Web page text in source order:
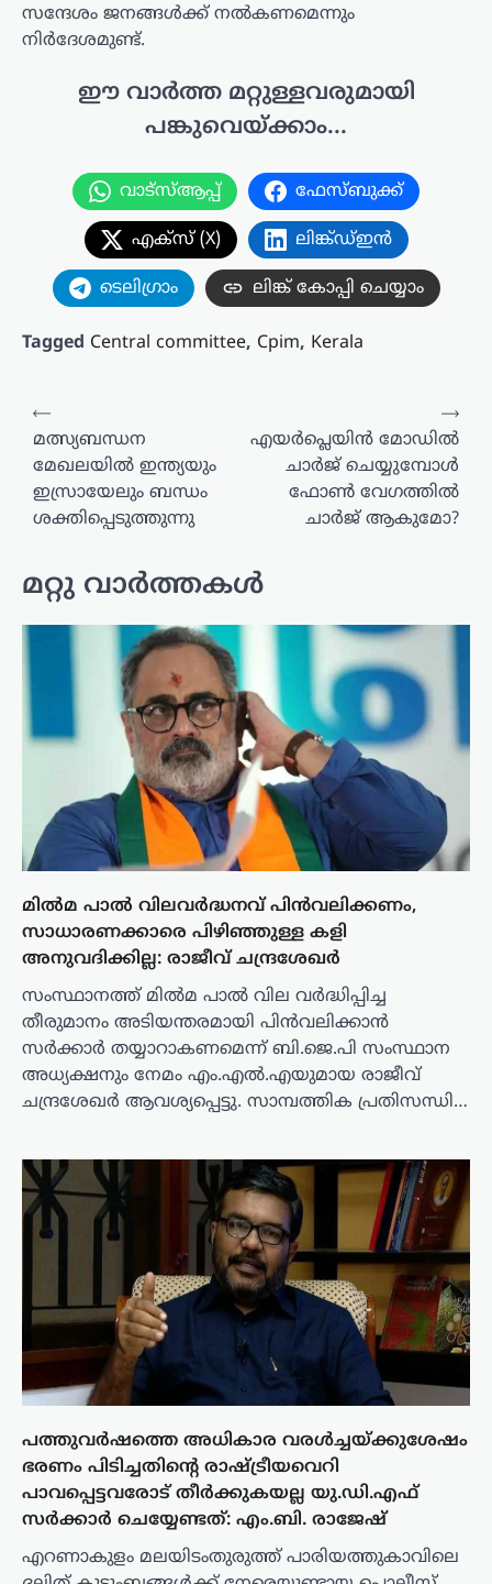
സന്ദേശം ജനങ്ങൾക്ക് നൽകണമെന്നും
നിർദേശമുണ്ട്.
ഈ വാർത്ത മറ്റുള്ളവരുമായി
പങ്കുവെയ്ക്കാം...
വാട്സ്ആപ്പ് ഫേസ്ബുക്ക്
എക്സ് (X) ലിങ്ക്ഡ്ഇൻ
ടെലിഗ്രാം ലിങ്ക് കോപ്പി ചെയ്യാം
Tagged Central committee, Cpim, Kerala
പോസ്റ്റുകളിലൂടെ
⟵
മത്സ്യബന്ധന
മേഖലയിൽ ഇന്ത്യയും
ഇസ്രായേലും ബന്ധം
ശക്തിപ്പെടുത്തുന്നു
എയർപ്ലെയിൻ മോഡിൽ
ചാർജ് ചെയ്യുമ്പോൾ
ഫോൺ വേഗത്തിൽ
ചാർജ് ആകുമോ?
⟶
മറ്റു വാർത്തകൾ
മിൽമ പാൽ വിലവർദ്ധനവ് പിൻവലിക്കണം,
സാധാരണക്കാരെ പിഴിഞ്ഞുള്ള കളി
അനുവദിക്കില്ല: രാജീവ് ചന്ദ്രശേഖർ
സംസ്ഥാനത്ത് മിൽമ പാൽ വില വർദ്ധിപ്പിച്ച
തീരുമാനം അടിയന്തരമായി പിൻവലിക്കാൻ
സർക്കാർ തയ്യാറാകണമെന്ന് ബി.ജെ.പി സംസ്ഥാന
അധ്യക്ഷനും നേമം എം.എൽ.എയുമായ രാജീവ്
ചന്ദ്രശേഖർ ആവശ്യപ്പെട്ടു. സാമ്പത്തിക പ്രതിസന്ധി…
പത്തുവർഷത്തെ അധികാര വരൾച്ചയ്ക്കുശേഷം
ഭരണം പിടിച്ചതിന്റെ രാഷ്ട്രീയവെറി
പാവപ്പെട്ടവരോട് തീർക്കുകയല്ല യു.ഡി.എഫ്
സർക്കാർ ചെയ്യേണ്ടത്: എം.ബി. രാജേഷ്
എറണാകുളം മലയിടംതുരുത്ത് പാരിയത്തുകാവിലെ